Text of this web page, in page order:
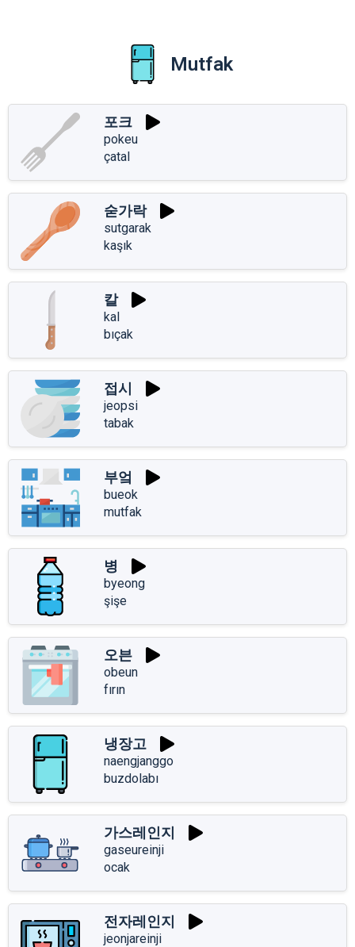
Mutfak
포크
pokeu
çatal
숟가락
sutgarak
kaşık
칼
kal
bıçak
접시
jeopsi
tabak
부엌
bueok
mutfak
병
byeong
şişe
오븐
obeun
fırın
냉장고
naengjanggo
buzdolabı
가스레인지
gaseureinji
ocak
전자레인지
jeonjareinji